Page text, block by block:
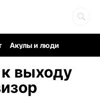
Акулы и люди
к выходу